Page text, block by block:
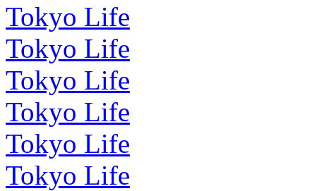
Tokyo Life
Tokyo Life
Tokyo Life
Tokyo Life
Tokyo Life
Tokyo Life